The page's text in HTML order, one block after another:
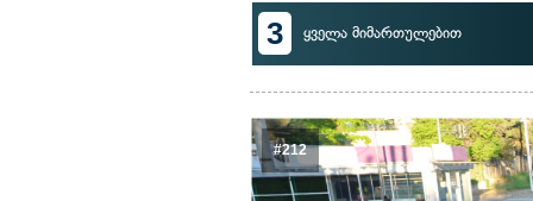
3 ყველა მიმართულებით
#212